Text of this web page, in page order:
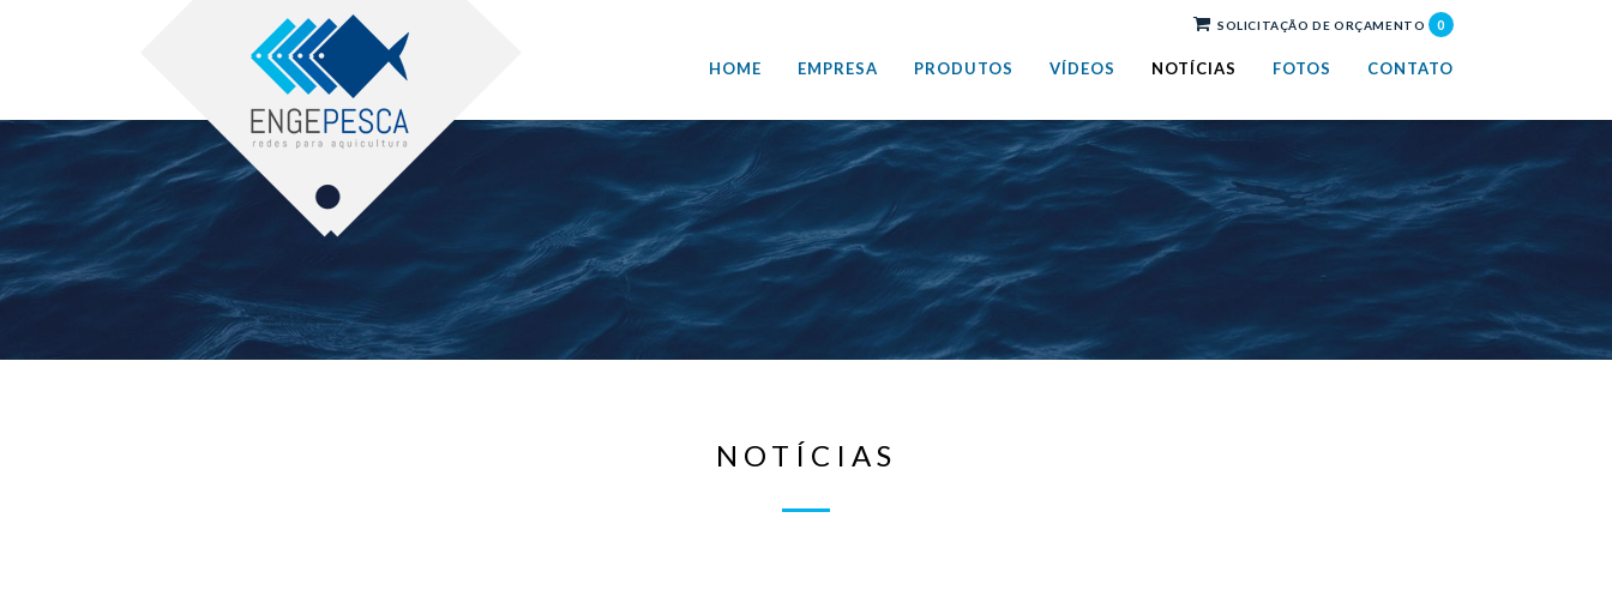
HOME EMPRESA PRODUTOS VÍDEOS NOTÍCIAS FOTOS CONTATO
SOLICITAÇÃO DE ORÇAMENTO 0
NOTÍCIAS